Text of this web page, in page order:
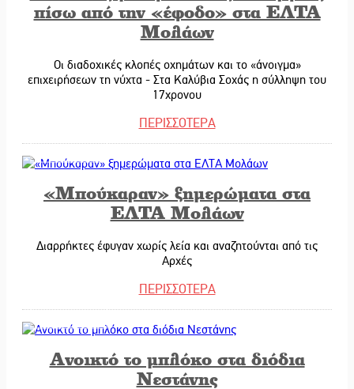
πίσω από την «έφοδο» στα ΕΛΤΑ
Μολάων
Οι διαδοχικές κλοπές οχημάτων και το «άνοιγμα»
επιχειρήσεων τη νύχτα - Στα Καλύβια Σοχάς η σύλληψη του
17χρονου
ΠΕΡΙΣΣΟΤΕΡΑ
10/01/2026
«Μπούκαραν» ξημερώματα στα
ΕΛΤΑ Μολάων
Διαρρήκτες έφυγαν χωρίς λεία και αναζητούνται από τις
Αρχές
ΠΕΡΙΣΣΟΤΕΡΑ
09/01/2026
Ανοικτό το μπλόκο στα διόδια
Νεστάνης